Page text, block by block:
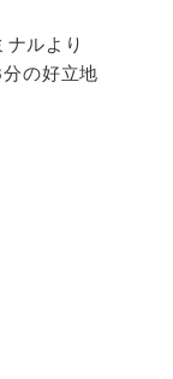
ルより
の好立地